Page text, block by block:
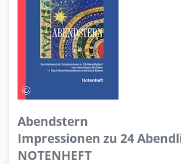
Abendstern
Impressionen zu 24
NOTENHEFT